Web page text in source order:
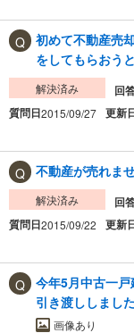
初めて不動産売
をしてもらおう
解決済み 回
質問日2015/09/27 更新
不動産が売れま
解決済み 回
質問日2015/09/22 更新
今年5月中古一
引き渡ししまし
画像あり